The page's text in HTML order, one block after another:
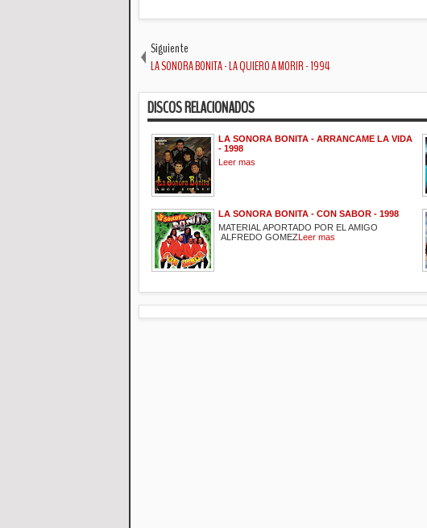
Siguiente
LA SONORA BONITA - LA QUIERO A MORIR - 1994
DISCOS RELACIONADOS
LA SONORA BONITA - ARRANCAME LA VIDA
- 1998
Leer mas
LA SONORA BONITA - CON SABOR - 1998
MATERIAL APORTADO POR EL AMIGO
ALFREDO GOMEZLeer mas